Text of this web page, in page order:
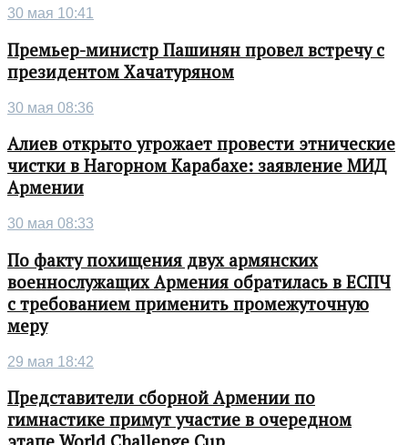
30 мая 10:41
Премьер-министр Пашинян провел встречу с
президентом Хачатуряном
30 мая 08:36
Алиев открыто угрожает провести этнические
чистки в Нагорном Карабахе: заявление МИД
Армении
30 мая 08:33
По факту похищения двух армянских
военнослужащих Армения обратилась в ЕСПЧ
с требованием применить промежуточную
меру
29 мая 18:42
Представители сборной Армении по
гимнастике примут участие в очередном